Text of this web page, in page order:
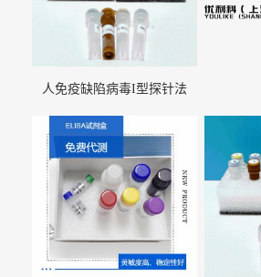
人免疫缺陷病毒I型探针法